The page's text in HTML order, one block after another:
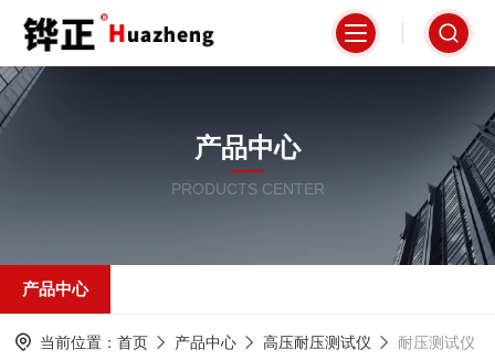
产品中心
PRODUCTS CENTER
产品中心
当前位置： 首页 产品中心 高压耐压测试仪 耐压测试仪